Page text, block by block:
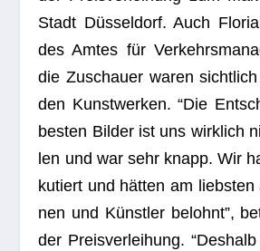
Stadt Düs­sel­dorf. Auch
des Amtes für
die Zuschauer waren
den Kunst­wer­ken. “Die
bes­ten Bil­der ist uns wirk­lich
len und war sehr knapp. Wir
ku­tiert und hät­ten am
nen und Künst­ler belohnt”,
der Preis­ver­lei­hung.